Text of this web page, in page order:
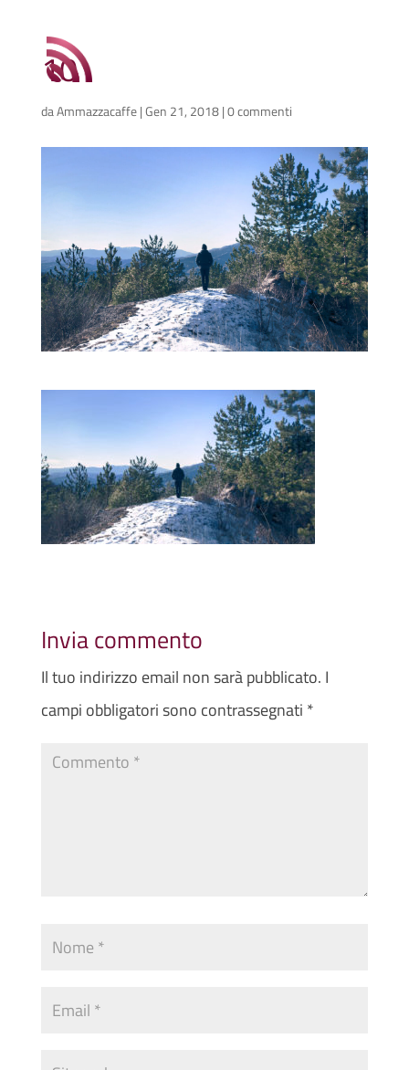
10
daAmmazzacaffe|Gen 21, 2018|0 commenti
Invia commento
Il tuo indirizzo email non sarà pubblicato. I
campi obbligatori sono contrassegnati *